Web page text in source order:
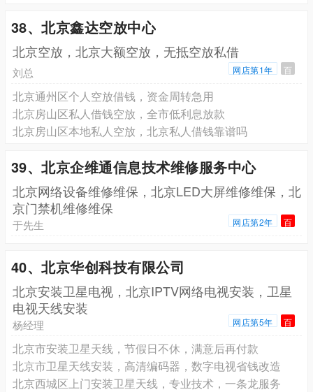
38、北京鑫达空放中心
北京空放，北京大额空放，无抵空放私借
刘总 网店第1年 百
北京通州区个人空放借钱，资金周转急用
北京房山区私人借钱空放，全市低利息放款
北京房山区本地私人空放，北京私人借钱靠谱吗
39、北京企维通信息技术维修服务中心
北京网络设备维修维保，北京LED大屏维修维保，北
京门禁机维修维保
于先生 网店第2年 百
40、北京华创科技有限公司
北京安装卫星电视，北京IPTV网络电视安装，卫星
电视天线安装
杨经理 网店第5年 百
北京市安装卫星天线，节假日不休，满意后再付款
北京市卫星天线安装，高清编码器，数字电视省钱改造
北京西城区上门安装卫星天线，专业技术，一条龙服务